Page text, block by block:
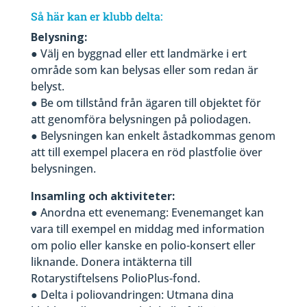
Så här kan er klubb delta:
Belysning:
● Välj en byggnad eller ett landmärke i ert
område som kan belysas eller som redan är
belyst.
● Be om tillstånd från ägaren till objektet för
att genomföra belysningen på poliodagen.
● Belysningen kan enkelt åstadkommas genom
att till exempel placera en röd plastfolie över
belysningen.
Insamling och aktiviteter:
● Anordna ett evenemang: Evenemanget kan
vara till exempel en middag med information
om polio eller kanske en polio-konsert eller
liknande. Donera intäkterna till
Rotarystiftelsens PolioPlus-fond.
● Delta i poliovandringen: Utmana dina